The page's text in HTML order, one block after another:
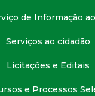
de Informação
Serviços ao cidadão
Licitações e Editais
e Processos